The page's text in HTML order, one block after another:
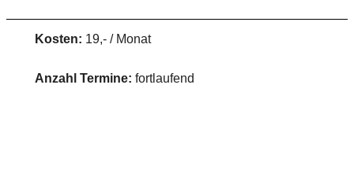
Kosten: 19,- / Monat
Anzahl Termine: fortlaufend